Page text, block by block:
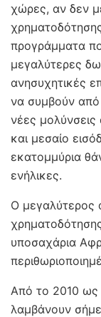
χώρες, αν δεν
προγράμματα
μεγαλύτερες
ανησυχητικές
να συμβούν
νέες
και μεσαίο
εκατομμύρια
ενήλικες.
Ο μεγαλύτερος
χρηματοδότησης
υποσαχάρια
Από το 2010
λαμβάνουν